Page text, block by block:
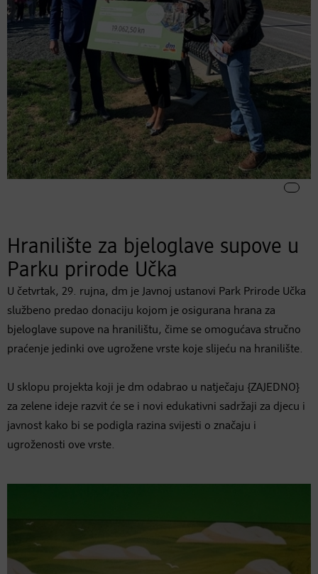
Hranilište za bjeloglave supove u
Parku prirode Učka
U četvrtak, 29. rujna, dm je Javnoj ustanovi Park Prirode Učka
službeno predao donaciju kojom je osigurana hrana za
bjeloglave supove na hranilištu, čime se omogućava stručno
praćenje jedinki ove ugrožene vrste koje slijeću na hranilište.
U sklopu projekta koji je dm odabrao u natječaju {ZAJEDNO}
za zelene ideje razvit će se i novi edukativni sadržaji za djecu i
javnost kako bi se podigla razina svijesti o značaju i
ugroženosti ove vrste.